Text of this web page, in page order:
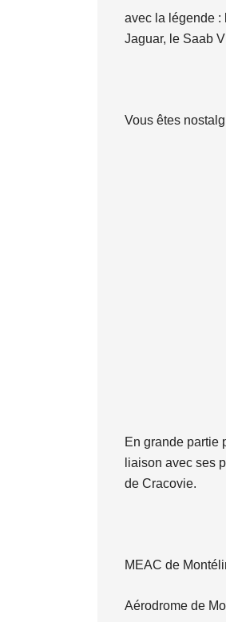
avec la légende :
Jaguar, le Saab
Vous êtes
En grande partie
liaison avec ses
de Cracovie.
MEAC de
Aérodrome de